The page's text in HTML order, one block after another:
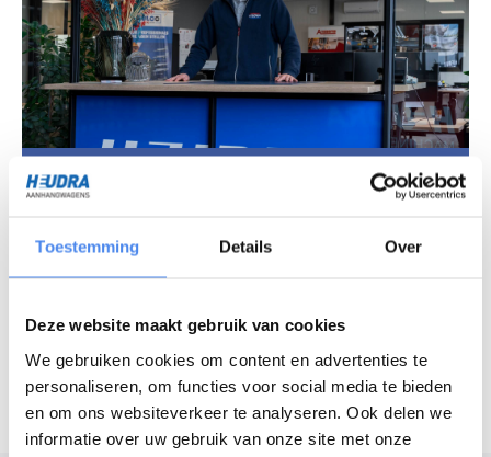
Toestemming Details Over
Deze website maakt gebruik van cookies
We gebruiken cookies om content en advertenties te
personaliseren, om functies voor social media te bieden
en om ons websiteverkeer te analyseren. Ook delen we
informatie over uw gebruik van onze site met onze
Vragen over ons assortiment?
Chat met onze experts
Openingstijden
Zaterdag